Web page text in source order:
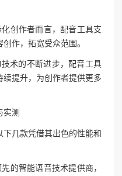
创作者而言，配音工具支
作，拓宽受众范围。
术的不断进步，配音工具
提升，为创作者提供更多
实测
几款凭借其出色的性能和
的智能语音技术提供商，